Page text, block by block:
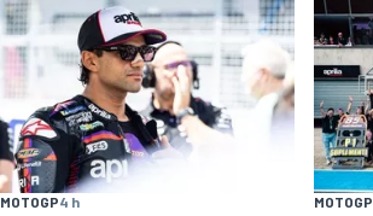
MOTOGP4 h MOTOGP